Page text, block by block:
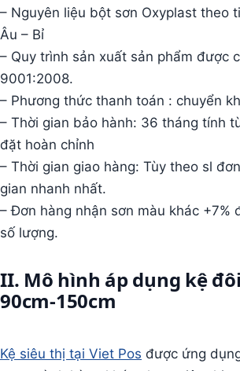
– Nguyên liệu bột sơn Oxyplast theo
Âu – Bỉ
– Quy trình sản xuất sản phẩm được
9001:2008.
– Phương thức thanh toán : chuyển
– Thời gian bảo hành: 36 tháng tính
đặt hoàn chỉnh
– Thời gian giao hàng: Tùy theo sl
gian nhanh nhất.
– Đơn hàng nhận sơn màu khác +7%
số lượng.
II. Mô hình áp dụng kệ
90cm-150cm
Kệ siêu thị tại Viet Pos được ứng